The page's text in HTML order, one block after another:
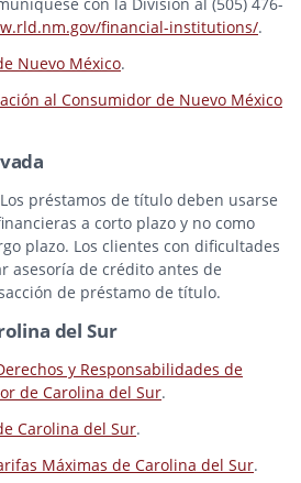
financial-institutions/.
Nuevo México.
al Consumidor de Nuevo México
préstamos de título deben usarse
a corto plazo y no como
plazo. Los clientes con dificultades
asesoría de crédito antes de
de préstamo de título.
del Sur
y Responsabilidades de
de Carolina del Sur.
Carolina del Sur.
Máximas de Carolina del Sur.